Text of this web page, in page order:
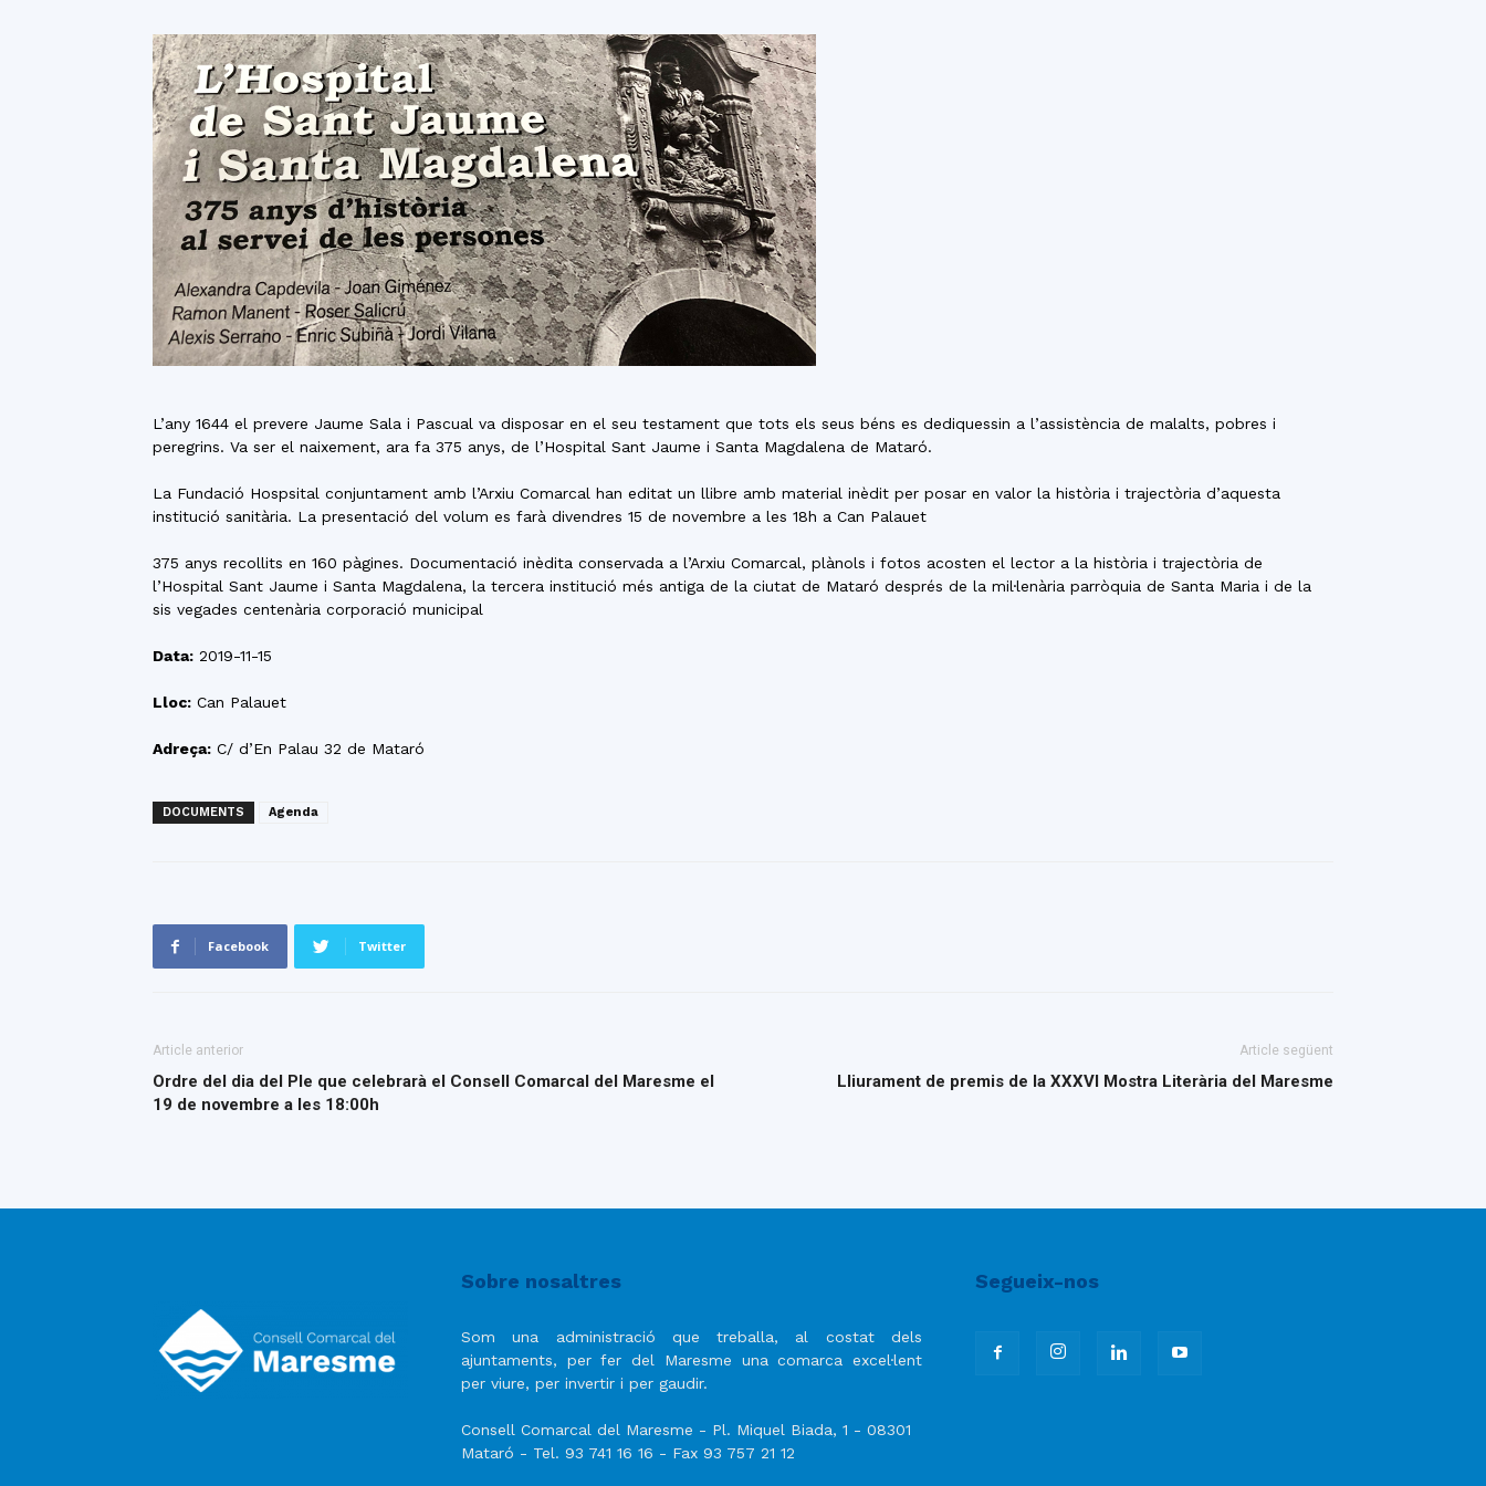
Maresme
L’any 1644 el prevere Jaume Sala i Pascual va disposar en el seu testament que tots els seus béns es dediquessin a l’assistència de malalts, pobres i
peregrins. Va ser el naixement, ara fa 375 anys, de l’Hospital Sant Jaume i Santa Magdalena de Mataró.
La Fundació Hospsital conjuntament amb l’Arxiu Comarcal han editat un llibre amb material inèdit per posar en valor la història i trajectòria d’aquesta
institució sanitària. La presentació del volum es farà divendres 15 de novembre a les 18h a Can Palauet
375 anys recollits en 160 pàgines. Documentació inèdita conservada a l’Arxiu Comarcal, plànols i fotos acosten el lector a la història i trajectòria de
l’Hospital Sant Jaume i Santa Magdalena, la tercera institució més antiga de la ciutat de Mataró després de la mil·lenària parròquia de Santa Maria i de la
sis vegades centenària corporació municipal
Data: 2019-11-15
Lloc: Can Palauet
Adreça: C/ d’En Palau 32 de Mataró
DOCUMENTS Agenda
Facebook Twitter
Article anterior
Ordre del dia del Ple que celebrarà el Consell Comarcal del Maresme el
19 de novembre a les 18:00h
Article següent
Lliurament de premis de la XXXVI Mostra Literària del Maresme
Sobre nosaltres
Som una administració que treballa, al costat dels
ajuntaments, per fer del Maresme una comarca excel·lent
per viure, per invertir i per gaudir.
Consell Comarcal del Maresme - Pl. Miquel Biada, 1 - 08301
Mataró - Tel. 93 741 16 16 - Fax 93 757 21 12
Segueix-nos